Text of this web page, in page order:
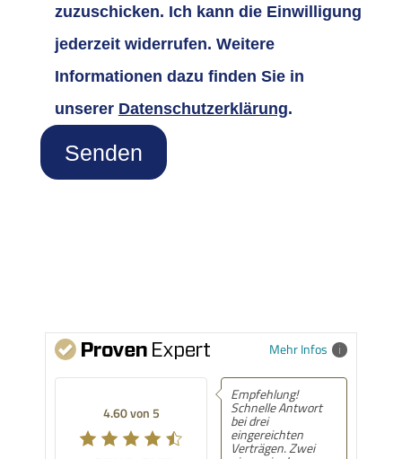
zuzuschicken. Ich kann die Einwilligung
jederzeit widerrufen. Weitere
Informationen dazu finden Sie in
unserer Datenschutzerklärung.
Senden
Mehr Infos
4.60 von 5
Empfehlung!
Schnelle Antwort
bei drei
eingereichten
Verträgen. Zwei